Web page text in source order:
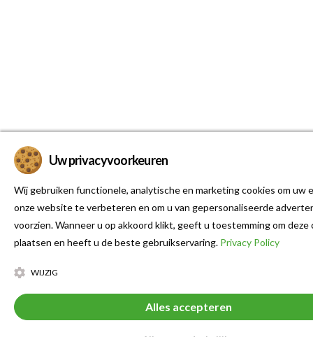
Uw privacyvoorkeuren
Wij gebruiken functionele, analytische en marketing cookies om uw
onze website te verbeteren en om u van gepersonaliseerde
voorzien. Wanneer u op akkoord klikt, geeft u toestemming om deze
plaatsen en heeft u de beste gebruikservaring. Privacy Policy
WIJZIG
Alles accepteren